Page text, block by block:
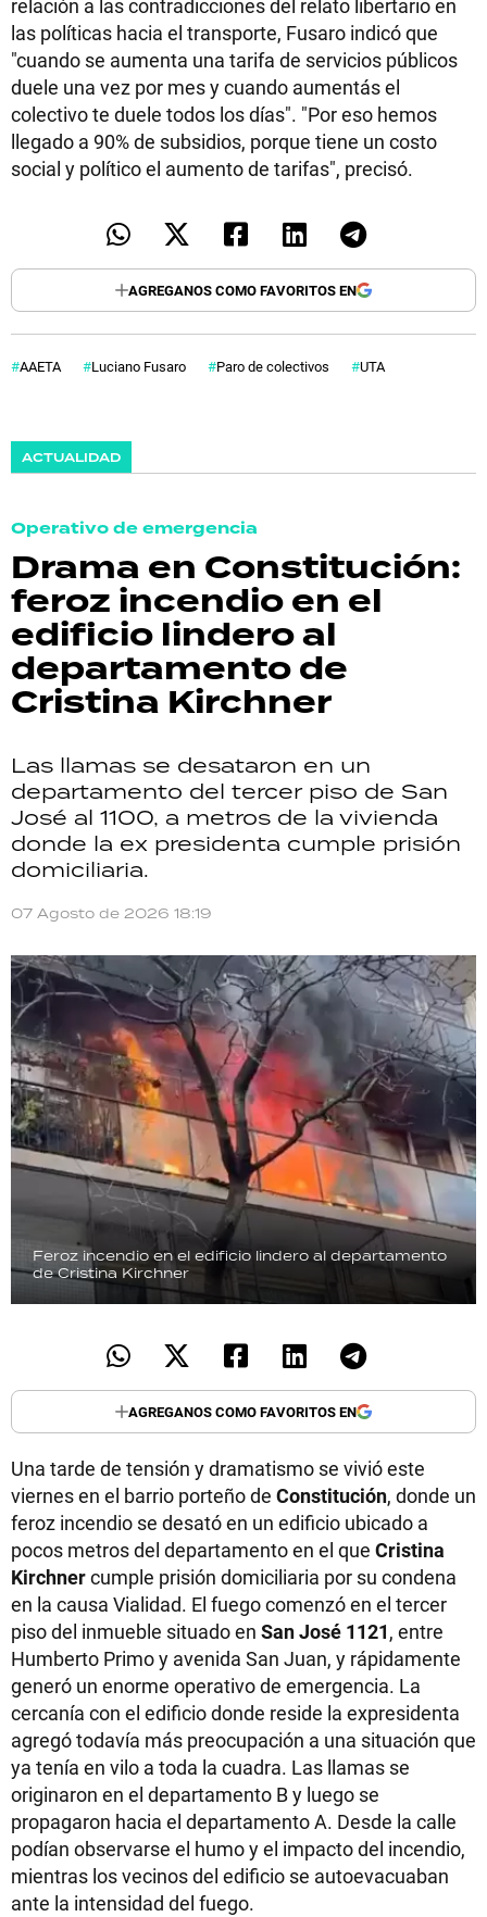
relación a las contradicciones del relato libertario en
las políticas hacia el transporte, Fusaro indicó que
"cuando se aumenta una tarifa de servicios públicos
duele una vez por mes y cuando aumentás el
colectivo te duele todos los días". "Por eso hemos
llegado a 90% de subsidios, porque tiene un costo
social y político el aumento de tarifas", precisó.
AGREGANOS COMO FAVORITOS EN
AAETA Luciano Fusaro Paro de colectivos UTA
ACTUALIDAD
Operativo de emergencia
Drama en Constitución:
feroz incendio en el
edificio lindero al
departamento de
Cristina Kirchner
Las llamas se desataron en un
departamento del tercer piso de San
José al 1100, a metros de la vivienda
donde la ex presidenta cumple prisión
domiciliaria.
07 Agosto de 2026 18:19
Feroz incendio en el edificio lindero al departamento
de Cristina Kirchner
AGREGANOS COMO FAVORITOS EN
Una tarde de tensión y dramatismo se vivió este
viernes en el barrio porteño de Constitución, donde un
feroz incendio se desató en un edificio ubicado a
pocos metros del departamento en el que Cristina
Kirchnercumple prisión domiciliaria por su condena
en la causa Vialidad. El fuego comenzó en el tercer
piso del inmueble situado en San José 1121, entre
Humberto Primo y avenida San Juan, y rápidamente
generó un enorme operativo de emergencia. La
cercanía con el edificio donde reside la expresidenta
agregó todavía más preocupación a una situación que
ya tenía en vilo a toda la cuadra. Las llamas se
originaron en el departamento B y luego se
propagaron hacia el departamento A. Desde la calle
podían observarse el humo y el impacto del incendio,
mientras los vecinos del edificio se autoevacuaban
ante la intensidad del fuego.